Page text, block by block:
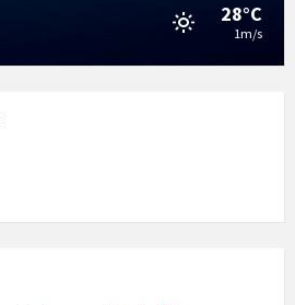
28°C
1m/s